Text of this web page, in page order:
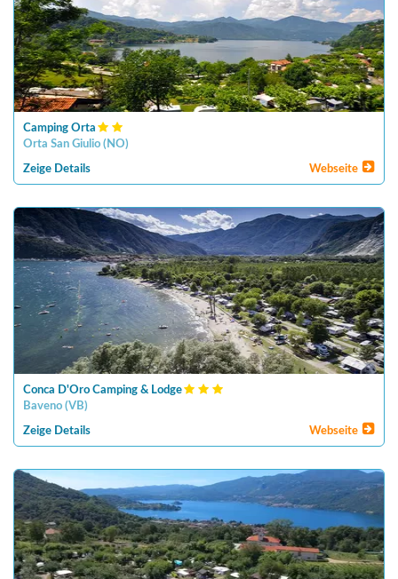
Camping Orta
Orta San Giulio ( NO)
Zeige Details Webseite
Conca D'Oro Camping & Lodge
Baveno (VB)
Zeige Details Webseite